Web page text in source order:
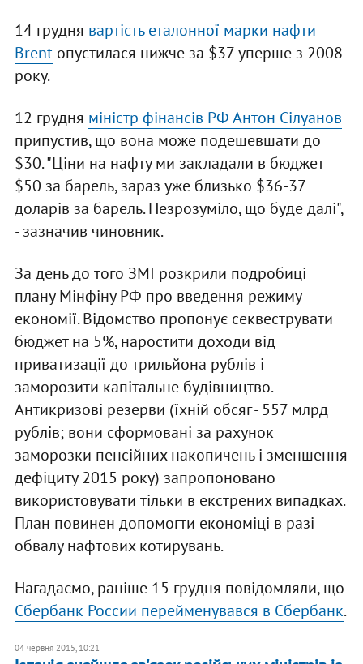
14 грудня вартість еталонної марки нафти
Brentопустилася нижче за $37 уперше з 2008
року.
12 грудня міністр фінансів РФ Антон Сілуанов
припустив, що вона може подешевшати до
$30. "Ціни на нафту ми закладали в бюджет
$50 за барель, зараз уже близько $36-37
доларів за барель. Незрозуміло, що буде далі",
- зазначив чиновник.
За день до того ЗМІ розкрили подробиці
плану Мінфіну РФ про введення режиму
економії. Відомство пропонує секвеструвати
бюджет на 5%, наростити доходи від
приватизації до трильйона рублів і
заморозити капітальне будівництво.
Антикризові резерви (їхній обсяг - 557 млрд
рублів; вони сформовані за рахунок
заморозки пенсійних накопичень і зменшення
дефіциту 2015 року) запропоновано
використовувати тільки в екстрених випадках.
План повинен допомогти економіці в разі
обвалу нафтових котирувань.
Нагадаємо, раніше 15 грудня повідомляли, що
Сбербанк России перейменувався в Сбербанк.
04 червня 2015, 10:21